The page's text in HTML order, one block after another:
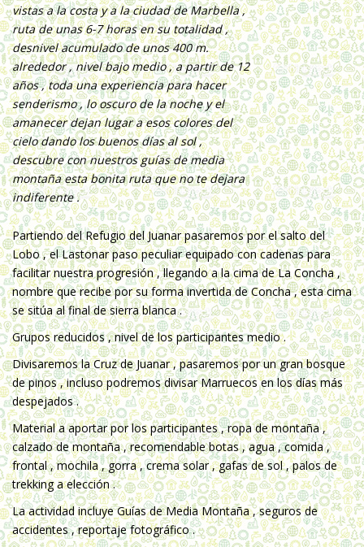
vistas a la costa y a la ciudad de Marbella ,
ruta de unas 6-7 horas en su totalidad ,
desnivel acumulado de unos 400 m.
alrededor , nivel bajo medio , a partir de 12
años , toda una experiencia para hacer
senderismo , lo oscuro de la noche y el
amanecer dejan lugar a esos colores del
cielo dando los buenos días al sol ,
descubre con nuestros guías de media
montaña esta bonita ruta que no te dejara
indiferente .
Partiendo del Refugio del Juanar pasaremos por el salto del
Lobo , el Lastonar paso peculiar equipado con cadenas para
facilitar nuestra progresión , llegando a la cima de La Concha ,
nombre que recibe por su forma invertida de Concha , esta cima
se sitúa al final de sierra blanca .
Grupos reducidos , nivel de los participantes medio .
Divisaremos la Cruz de Juanar , pasaremos por un gran bosque
de pinos , incluso podremos divisar Marruecos en los días más
despejados .
Material a aportar por los participantes , ropa de montaña ,
calzado de montaña , recomendable botas , agua , comida ,
frontal , mochila , gorra , crema solar , gafas de sol , palos de
trekking a elección .
La actividad incluye Guías de Media Montaña , seguros de
accidentes , reportaje fotográfico .